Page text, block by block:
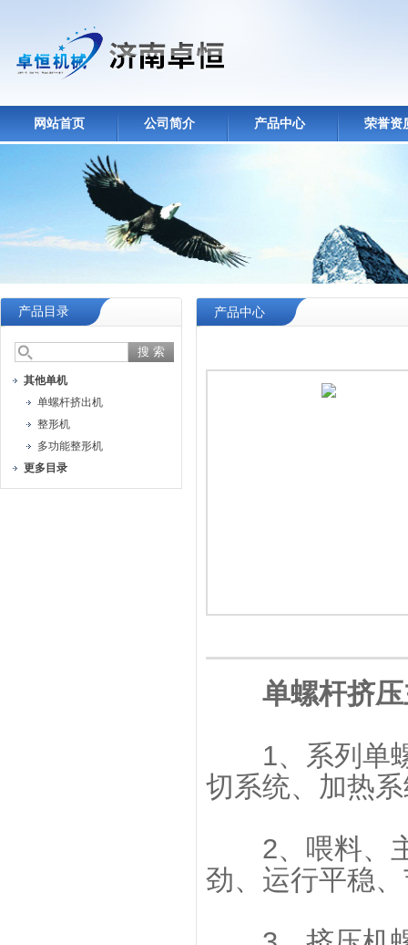
网站首页 公司简介 产品中心 荣誉资
产品目录
其他单机
单螺杆挤出机
整形机
多功能整形机
更多目录
产品中心
单螺杆挤
1、系列单螺
切系统、加热
2、喂料、主
劲、运行平稳